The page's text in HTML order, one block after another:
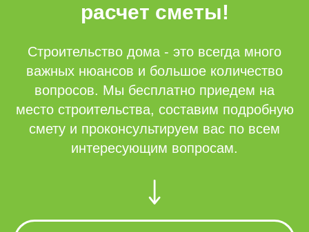
расчет сметы!
Строительство дома - это всегда много
важных нюансов и большое количество
вопросов. Мы бесплатно приедем на
место строительства, составим подробную
смету и проконсультируем вас по всем
интересующим вопросам.